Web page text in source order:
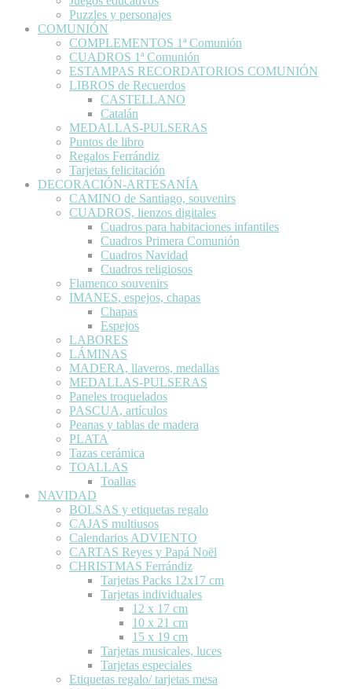
Puzzles y personajes
COMUNIÓN
COMPLEMENTOS 1ª Comunión
CUADROS 1ª Comunión
ESTAMPAS RECORDATORIOS COMUNIÓN
LIBROS de Recuerdos
CASTELLANO
Catalán
MEDALLAS-PULSERAS
Puntos de libro
Regalos Ferrándiz
Tarjetas felicitación
DECORACIÓN-ARTESANÍA
CAMINO de Santiago, souvenirs
CUADROS, lienzos digitales
Cuadros para habitaciones infantiles
Cuadros Primera Comunión
Cuadros Navidad
Cuadros religiosos
Flamenco souvenirs
IMANES, espejos, chapas
Chapas
Espejos
LABORES
LÁMINAS
MADERA, llaveros, medallas
MEDALLAS-PULSERAS
Paneles troquelados
PASCUA, artículos
Peanas y tablas de madera
PLATA
Tazas cerámica
TOALLAS
Toallas
NAVIDAD
BOLSAS y etiquetas regalo
CAJAS multiusos
Calendarios ADVIENTO
CARTAS Reyes y Papá Noël
CHRISTMAS Ferrándiz
Tarjetas Packs 12x17 cm
Tarjetas individuales
12 x 17 cm
10 x 21 cm
15 x 19 cm
Tarjetas musicales, luces
Tarjetas especiales
Etiquetas regalo/ tarjetas mesa